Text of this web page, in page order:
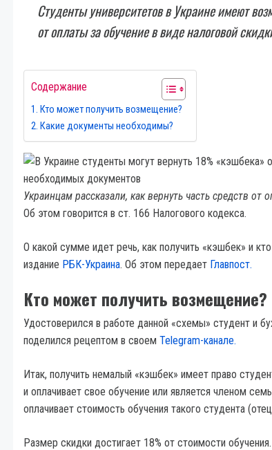
Студенты университетов в Украине имеют
от оплаты за обучение в виде налоговой
Содержание
Кто может получить возмещение?
Какие документы необходимы?
Украинцам рассказали, как вернуть часть средств
Об этом говорится в ст. 166 Налогового кодекса.
О какой сумме идет речь, как получить «кэшбек» и
издание РБК-Украина. Об этом передает Главпост.
Кто может получить возмещение?
Удостоверился в работе данной «схемы» студент и
поделился рецептом в своем Telegram-канале.
Итак, получить немалый «кэшбек» имеет право
и оплачивает свое обучение или является членом
оплачивает стоимость обучения такого студента
Размер скидки достигает 18% от стоимости обучения.